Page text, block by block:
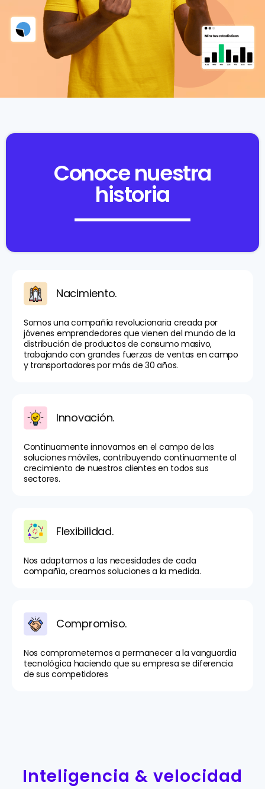
Conoce nuestra
historia
Nacimiento.
Somos una compañía revolucionaria creada por
jóvenes emprendedores que vienen del mundo de la
distribución de productos de consumo masivo,
trabajando con grandes fuerzas de ventas en campo
y transportadores por más de 30 años.
Innovación.
Continuamente innovamos en el campo de las
soluciones móviles, contribuyendo continuamente al
crecimiento de nuestros clientes en todos sus
sectores.
Flexibilidad.
Nos adaptamos a las necesidades de cada
compañía, creamos soluciones a la medida.
Compromiso.
Nos comprometemos a permanecer a la vanguardia
tecnológica haciendo que su empresa se diferencia
de sus competidores
Inteligencia & velocidad